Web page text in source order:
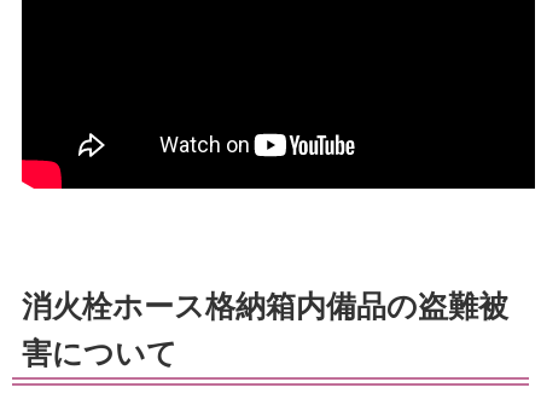
消火栓ホース格納箱内備品の盗難被
害について